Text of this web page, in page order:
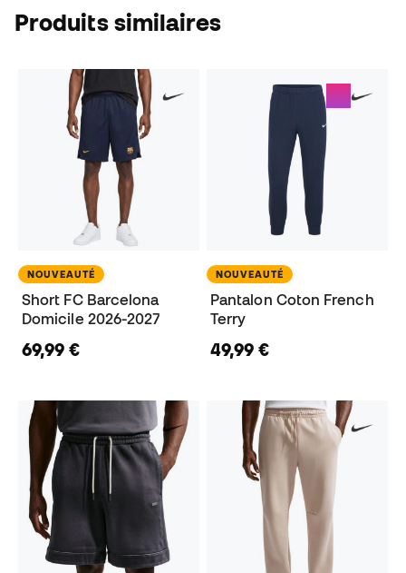
Produits similaires
NOUVEAUTÉ
Short FC Barcelona
Domicile 2026-2027
69,99 €
NOUVEAUTÉ
Pantalon Coton French
Terry
49,99 €